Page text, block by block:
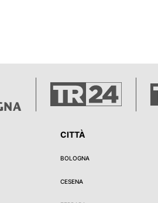
CITTÀ
BOLOGNA
CESENA